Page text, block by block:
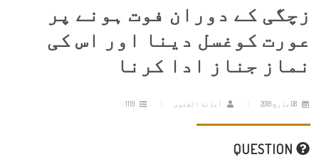
زچگی کے دوران فوت ہونے پر
عورت کوغسل دینا اور اس کی
نماز جناز ادا کرنا
أمانة الفتوى